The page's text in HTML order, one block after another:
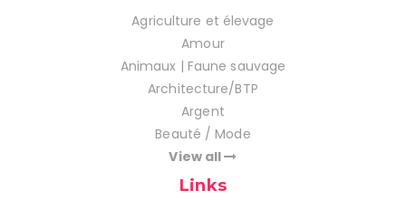
Agriculture et élevage
Amour
Animaux | Faune sauvage
Architecture/BTP
Argent
Beauté / Mode
View all
Links